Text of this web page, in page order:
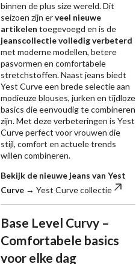
binnen de plus size wereld. Dit
seizoen zijn erveel nieuwe
artikelen toegevoegd en is de
jeanscollectie volledig verbeterd
met moderne modellen, betere
pasvormen en comfortabele
stretchstoffen. Naast jeans biedt
Yest Curve een brede selectie aan
modieuze blouses, jurken en tijdloze
basics die eenvoudig te combineren
zijn. Met deze verbeteringen is Yest
Curve perfect voor vrouwen die
stijl, comfort en actuele trends
willen combineren.
Bekijk de nieuwe jeans van Yest
Curve → Yest Curve collectie
Base Level Curvy –
Comfortabele basics
voor elke dag